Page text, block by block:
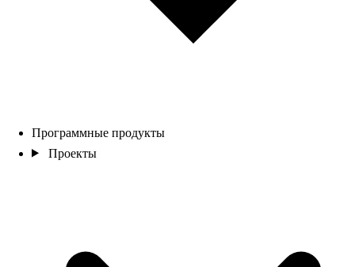
Программные продукты
Проекты